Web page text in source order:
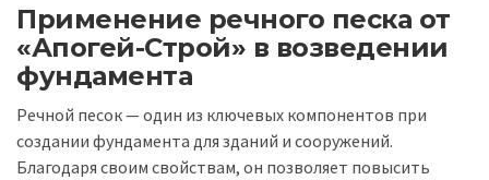
Применение речного песка от
«Апогей-Строй» в возведении
фундамента
Речной песок — один из ключевых компонентов при
создании фундамента для зданий и сооружений.
Благодаря своим свойствам, он позволяет повысить